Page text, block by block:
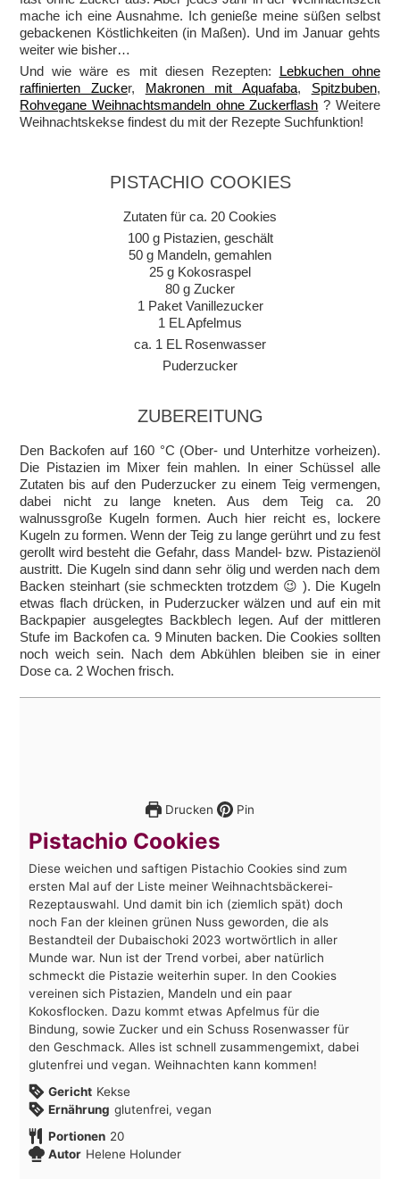
mache ich eine Ausnahme. Ich genieße meine süßen selbst
gebackenen Köstlichkeiten (in Maßen). Und im Januar gehts
weiter wie bisher…
Und wie wäre es mit diesen Rezepten: Lebkuchen ohne
raffinierten Zucker, Makronen mit Aquafaba, Spitzbuben,
Rohvegane Weihnachtsmandeln ohne Zuckerflash ? Weitere
Weihnachtskekse findest du mit der Rezepte Suchfunktion!
PISTACHIO COOKIES
Zutaten für ca. 20 Cookies
100 g Pistazien, geschält
50 g Mandeln, gemahlen
25 g Kokosraspel
80 g Zucker
1 Paket Vanillezucker
1 EL Apfelmus
ca. 1 EL Rosenwasser
Puderzucker
ZUBEREITUNG
Den Backofen auf 160 °C (Ober- und Unterhitze vorheizen).
Die Pistazien im Mixer fein mahlen. In einer Schüssel alle
Zutaten bis auf den Puderzucker zu einem Teig vermengen,
dabei nicht zu lange kneten. Aus dem Teig ca. 20
walnussgroße Kugeln formen. Auch hier reicht es, lockere
Kugeln zu formen. Wenn der Teig zu lange gerührt und zu fest
gerollt wird besteht die Gefahr, dass Mandel- bzw. Pistazienöl
austritt. Die Kugeln sind dann sehr ölig und werden nach dem
Backen steinhart (sie schmeckten trotzdem 😉 ). Die Kugeln
etwas flach drücken, in Puderzucker wälzen und auf ein mit
Backpapier ausgelegtes Backblech legen. Auf der mittleren
Stufe im Backofen ca. 9 Minuten backen. Die Cookies sollten
noch weich sein. Nach dem Abkühlen bleiben sie in einer
Dose ca. 2 Wochen frisch.
Drucken Pin
Pistachio Cookies
Diese weichen und saftigen Pistachio Cookies sind zum
ersten Mal auf der Liste meiner Weihnachtsbäckerei-
Rezeptauswahl. Und damit bin ich (ziemlich spät) doch
noch Fan der kleinen grünen Nuss geworden, die als
Bestandteil der Dubaischoki 2023 wortwörtlich in aller
Munde war. Nun ist der Trend vorbei, aber natürlich
schmeckt die Pistazie weiterhin super. In den Cookies
vereinen sich Pistazien, Mandeln und ein paar
Kokosflocken. Dazu kommt etwas Apfelmus für die
Bindung, sowie Zucker und ein Schuss Rosenwasser für
den Geschmack. Alles ist schnell zusammengemixt, dabei
glutenfrei und vegan. Weihnachten kann kommen!
Gericht Kekse
Ernährung glutenfrei, vegan
Portionen 20
Autor Helene Holunder